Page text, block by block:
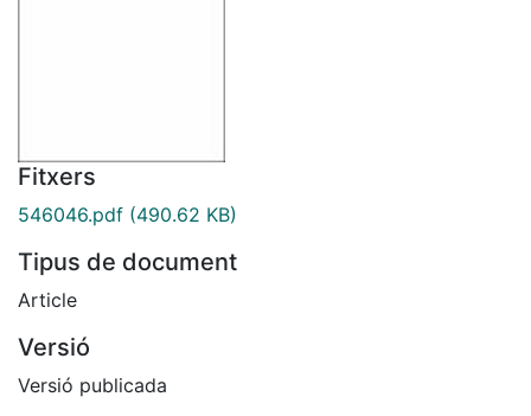
Fitxers
546046.pdf (490.62 KB)
Tipus de document
Article
Versió
Versió publicada